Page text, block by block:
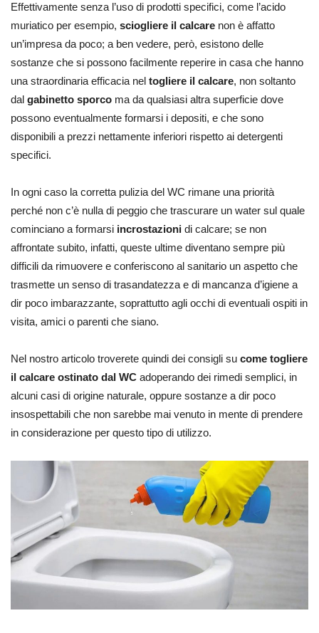
Effettivamente senza l’uso di prodotti specifici, come l’acido
muriatico per esempio, sciogliere il calcare non è affatto
un’impresa da poco; a ben vedere, però, esistono delle
sostanze che si possono facilmente reperire in casa che hanno
una straordinaria efficacia nel togliere il calcare, non soltanto
dal gabinetto sporco ma da qualsiasi altra superficie dove
possono eventualmente formarsi i depositi, e che sono
disponibili a prezzi nettamente inferiori rispetto ai detergenti
specifici.
In ogni caso la corretta pulizia del WC rimane una priorità
perché non c’è nulla di peggio che trascurare un water sul quale
cominciano a formarsi incrostazioni di calcare; se non
affrontate subito, infatti, queste ultime diventano sempre più
difficili da rimuovere e conferiscono al sanitario un aspetto che
trasmette un senso di trasandatezza e di mancanza d’igiene a
dir poco imbarazzante, soprattutto agli occhi di eventuali ospiti in
visita, amici o parenti che siano.
Nel nostro articolo troverete quindi dei consigli su come togliere
il calcare ostinato dal WC adoperando dei rimedi semplici, in
alcuni casi di origine naturale, oppure sostanze a dir poco
insospettabili che non sarebbe mai venuto in mente di prendere
in considerazione per questo tipo di utilizzo.